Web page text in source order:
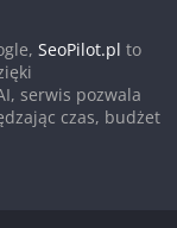
SeoPilot.pl to
serwis pozwala
czas, budżet